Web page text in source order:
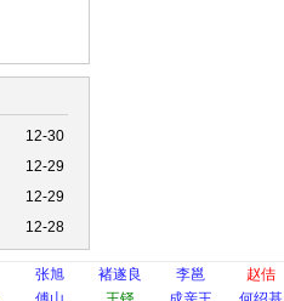
12-30
12-29
12-29
12-28
张旭 褚遂良 李邕 赵佶